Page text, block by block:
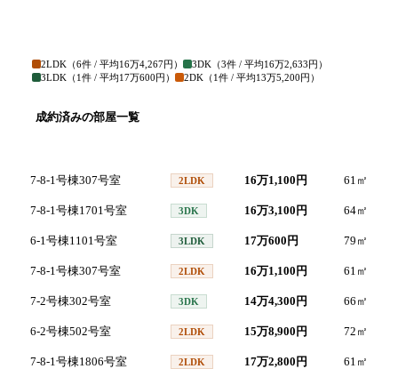
2LDK （6件 / 平均16万4,267円） 3DK （3件 / 平均16万2,633円）
3LDK （1件 / 平均17万600円） 2DK （1件 / 平均13万5,200円）
成約済みの部屋一覧
7-8-1号棟307号室 2LDK 16万1,100円 61 ㎡
7-8-1号棟1701号室 3DK 16万3,100円 64㎡
6-1号棟1101号室 3LDK 17万600円 79 ㎡
7-8-1号棟307号室 2LDK 16万1,100円 61 ㎡
7-2号棟302号室 3DK 14万4,300円 66 ㎡
6-2号棟502号室 2LDK 15万8,900円 72 ㎡
7-8-1号棟1806号室 2LDK 17万2,800円 61 ㎡